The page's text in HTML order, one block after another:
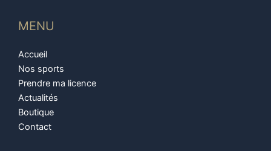
MENU
Accueil
Nos sports
Prendre ma licence
Actualités
Boutique
Contact